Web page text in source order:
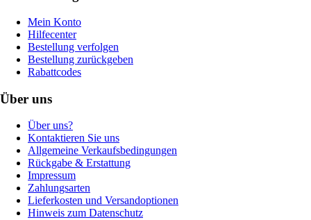
Mein Konto
Hilfecenter
Bestellung verfolgen
Bestellung zurückgeben
Rabattcodes
Über uns
Über uns?
Kontaktieren Sie uns
Allgemeine Verkaufsbedingungen
Rückgabe & Erstattung
Impressum
Zahlungsarten
Lieferkosten und Versandoptionen
Hinweis zum Datenschutz